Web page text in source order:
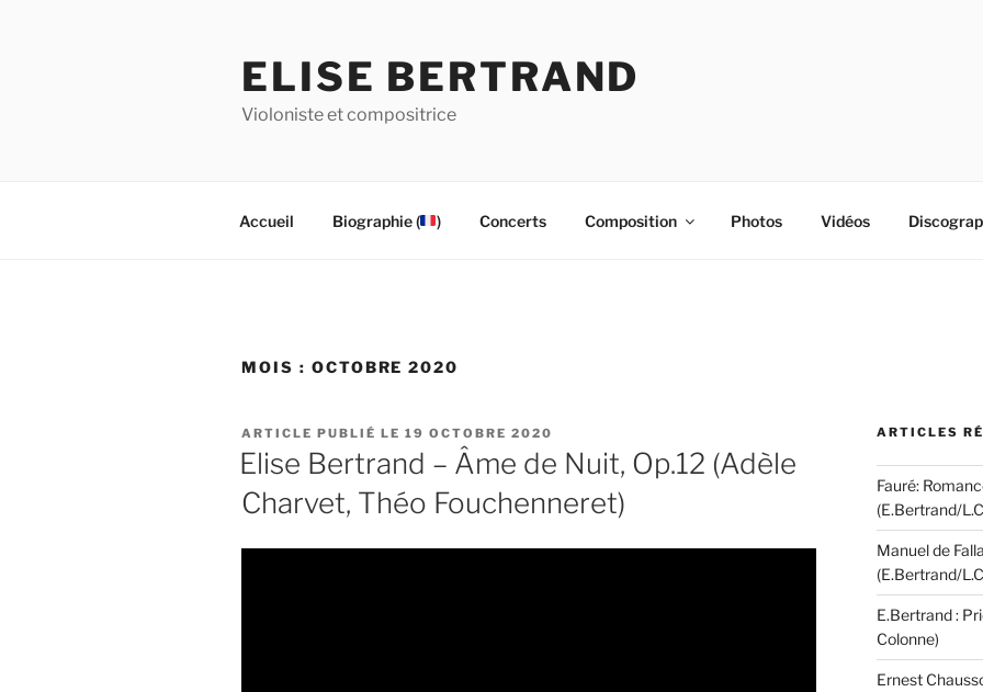
ELISE BERTRAND
Violoniste et compositrice
Accueil Biographie ( ) Concerts Composition Photos Vidéos
MOIS : OCTOBRE 2020
PUBLIÉ
LE
19 OCTOBRE 2020
Elise Bertrand – Âme de Nuit, Op.12 (Adèle
Charvet, Théo Fouchenneret)
ARTICLES
Fauré:
(E.Bertrand/
Manuel de
(E.Bertrand/
E.Bertrand :
Colonne)
Ernest